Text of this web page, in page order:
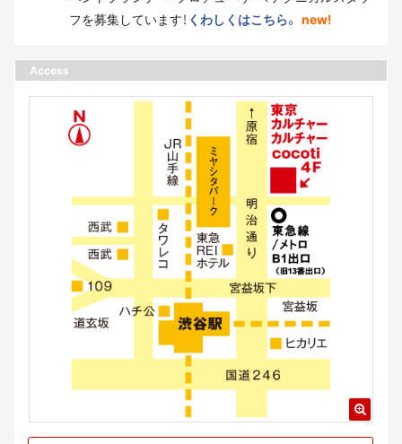
フを募集しています！ くわしくはこちら。 new!
Access